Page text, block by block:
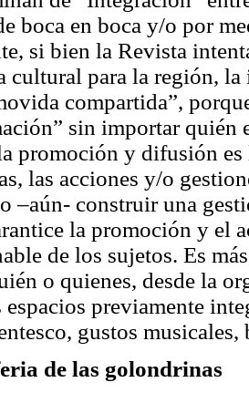
boca en boca y/o por
si bien la Revista
cultural para la región,
compartida”,
sin importar quién
promoción y difusión
las acciones y/o
–aún- construir una
la promoción y el
de los sujetos. Es
o quienes, desde la
espacios previamente
gustos musicales,
de las golondrinas